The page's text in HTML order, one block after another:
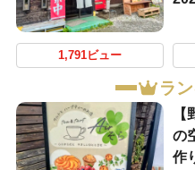
1,791ビュー
ラ
の
作